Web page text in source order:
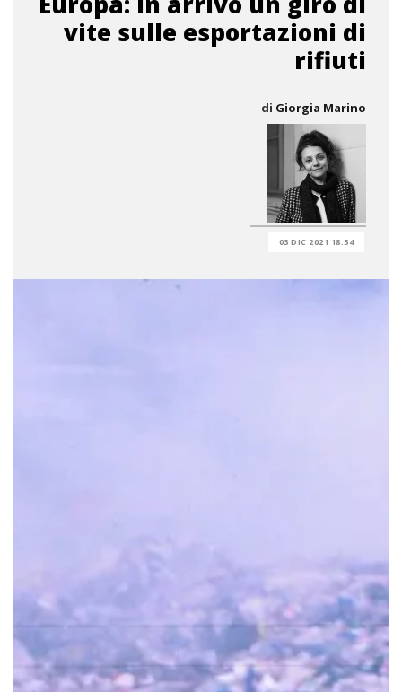
vite sulle esportazioni di
rifiuti
di Giorgia Marino
03 DIC 2021 18:34